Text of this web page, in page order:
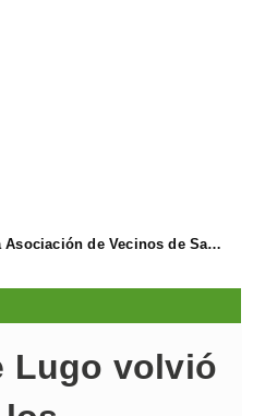
La Asociación de Vecinos de Santa Cruz descubrió los Covarones
Lugo volvió